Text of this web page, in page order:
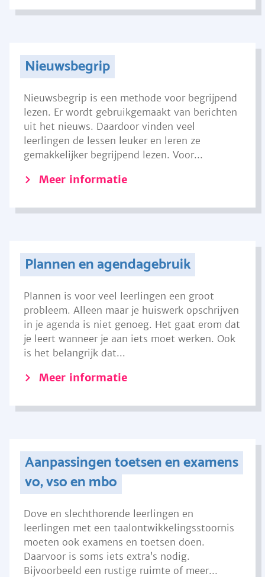
Nieuwsbegrip
Nieuwsbegrip is een methode voor begrijpend
lezen. Er wordt gebruikgemaakt van berichten
uit het nieuws. Daardoor vinden veel
leerlingen de lessen leuker en leren ze
gemakkelijker begrijpend lezen. Voor...
Meer informatie
Plannen en agendagebruik
Plannen is voor veel leerlingen een groot
probleem. Alleen maar je huiswerk opschrijven
in je agenda is niet genoeg. Het gaat erom dat
je leert wanneer je aan iets moet werken. Ook
is het belangrijk dat...
Meer informatie
Aanpassingen toetsen en examens
vo, vso en mbo
Dove en slechthorende leerlingen en
leerlingen met een taalontwikkelingsstoornis
moeten ook examens en toetsen doen.
Daarvoor is soms iets extra’s nodig.
Bijvoorbeeld een rustige ruimte of meer...